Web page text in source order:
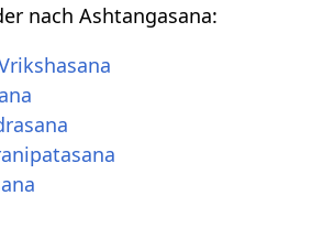
nach Ashtangasana: